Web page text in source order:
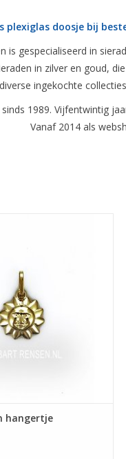
plexiglas doosje bij
is gespecialiseerd in
in zilver en goud,
ingekochte
1989. Vijfentwintig
Vanaf 2014 als
hangertje